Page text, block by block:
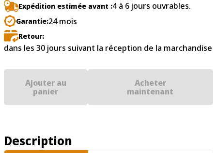
Expédition estimée avant :4 à 6 jours ouvrables.
Garantie:24 mois
Retour:
dans les 30 jours suivant la réception de la marchandise
Ajouter au
panier
Acheter
maintenant
Description